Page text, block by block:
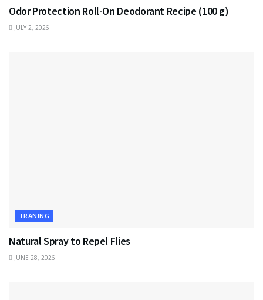
Odor Protection Roll-On Deodorant Recipe (100 g)
JULY 2, 2026
TRANING
Natural Spray to Repel Flies
JUNE 28, 2026